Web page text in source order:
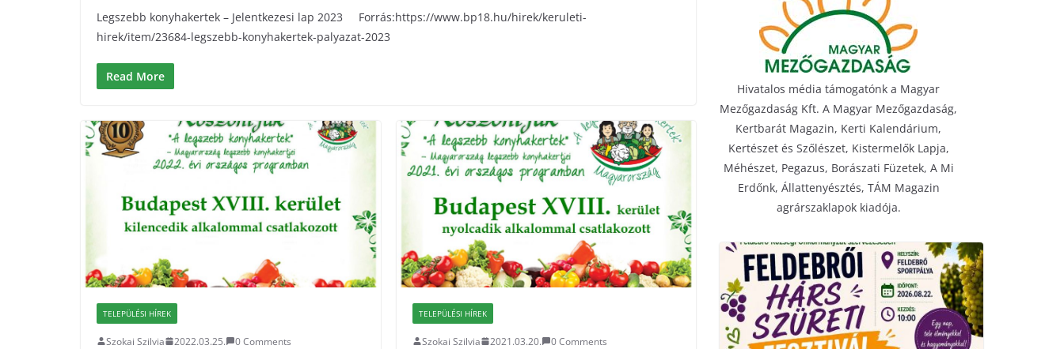
Legszebb konyhakertek – Jelentkezesi lap 2023 Forrás:https://www.bp18.hu/hirek/keruleti-
hirek/item/23684-legszebb-konyhakertek-palyazat-2023
Read More
TELEPÜLÉSI HÍREK
Szokai Szilvia 2022.03.25.
0 Comments
TELEPÜLÉSI HÍREK
Szokai Szilvia 2021.03.20.
0 Comments
Hivatalos média támogatónk a Magyar
Mezőgazdaság Kft. A Magyar Mezőgazdaság,
Kertbarát Magazin, Kerti Kalendárium,
Kertészet és Szőlészet, Kistermelők Lapja,
Méhészet, Pegazus, Borászati Füzetek, A Mi
Erdőnk, Állattenyésztés, TÁM Magazin
agrárszaklapok kiadója.